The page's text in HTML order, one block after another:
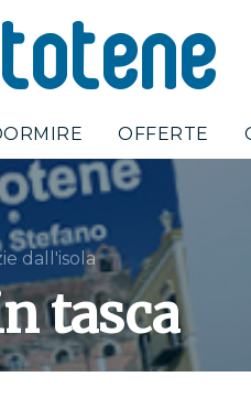
OFFERTE
dall'isola
tasca